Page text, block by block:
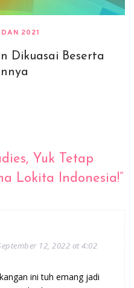
2021
Dikuasai Beserta
Yuk Tetap
Lokita Indonesia!”
12, 2022 at 4:02
ini tuh emang jadi